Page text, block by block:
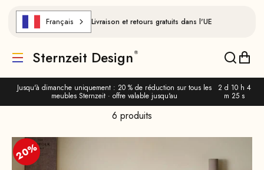
Jusqu'à dimanche uniquement : 20 % de réduction sur tous les
meubles Sternzeit · offre valable jusqu'au
2 d 10 h 4
m 24 s
Français Livraison et retours gratuits dans l'UE
Traduction manquante : de.header.general.menu
Sternzeit Design
6 produits
20%